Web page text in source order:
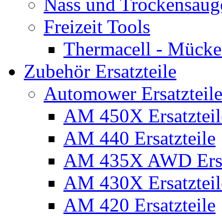
Freizeit Tools
Thermacell -
Zubehör Ersatzteile
Automower
AM 450X
AM 440 Ersatzteile
AM 435X AWD
AM 430X
AM 420 Ersatzteile